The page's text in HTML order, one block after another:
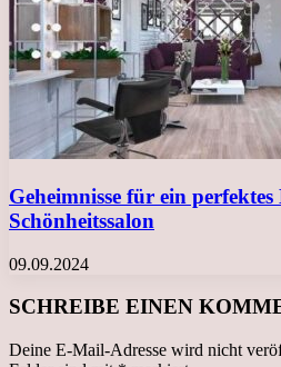
Geheimnisse für ein
Schönheitssalon
09.09.2024
SCHREIBE EINEN
Deine E-Mail-Adresse wird nicht